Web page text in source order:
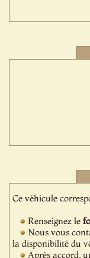
Ce véhicule
Renseignez le
Nous vous
la disponibilité du
Après accord,